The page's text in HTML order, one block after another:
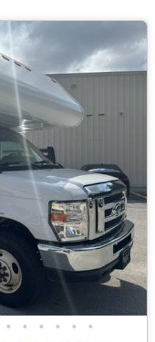
• • • • • •